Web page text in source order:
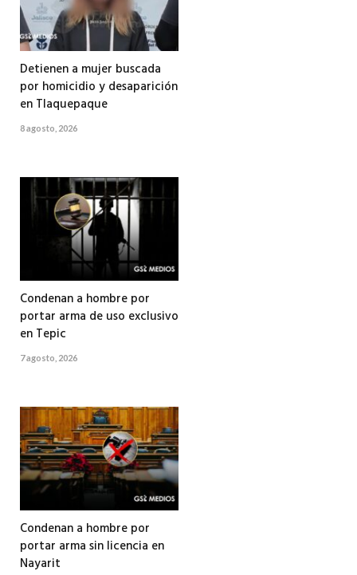
Detienen a mujer buscada
por homicidio y desaparición
en Tlaquepaque
8 agosto, 2026
Condenan a hombre por
portar arma de uso exclusivo
en Tepic
7 agosto, 2026
Condenan a hombre por
portar arma sin licencia en
Nayarit